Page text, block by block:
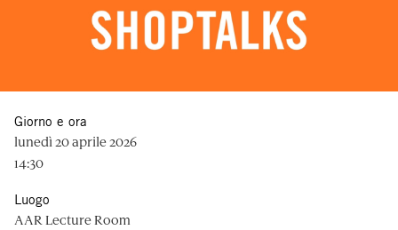
Giorno e ora
lunedì 20 aprile 2026
14:30
Luogo
AAR Lecture Room